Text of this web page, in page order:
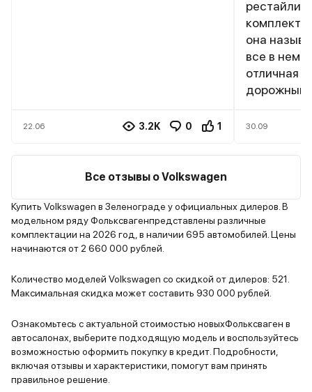
под передними половиками, (
просто удивил: "Конструктивная
особенность авто!!!"), пластик в
сам по себе, задняя часть
сидений продавливается от
малейшего прикосновения,
крепления крышек органайзеров
в багажном отсеке авто хрупкие
(там где хранится убогий
автомобиль страшно поднимать и
ключ болоньевый который при
первом же использовании вышел
из строя), лепестки ломаются.
22.06 3.2K 0 1
она
все в нем
отличная
дорожный
да ТО
30.09
Все отзывы о Volkswagen
Купить Volkswagen в Зеленограде у официальных дилеров. В
модельном ряду Фольксвагенпредставлены различные
комплектации на 2026 год, в наличии 695 автомобилей. Цены
начинаются от 2 660 000 рублей.
Количество моделей Volkswagen со скидкой от дилеров: 521.
Максимальная скидка может составить 930 000 рублей.
Ознакомьтесь с актуальной стоимостью новыхФольксваген в
автосалонах, выберите подходящую модель и воспользуйтесь
возможностью оформить покупку в кредит. Подробности,
включая отзывы и характеристики, помогут вам принять
правильное решение.